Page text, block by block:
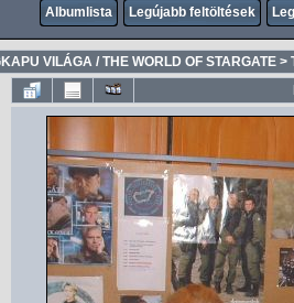
Albumlista Legújabb feltöltések
VILÁGA / THE WORLD OF STARGATE >